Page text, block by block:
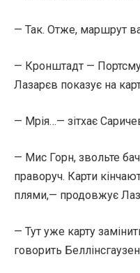
— Так. Отже, маршрут
— Кронштадт —
Лазарєв показує на
— Мрія…— зітхає
— Мис Горн, звольте
праворуч. Карти
плями,— продовжує
— Тут уже карту
говорить